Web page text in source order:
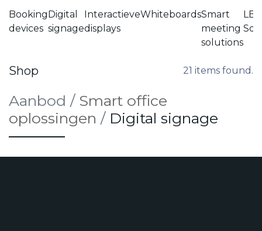
Booking
devices
Digital
signage
Interactieve
displays
WhiteboardsSmart
meeting
solutions
Shop 21 items found.
Aanb​od / Smart office
oplossingen / Digital signage